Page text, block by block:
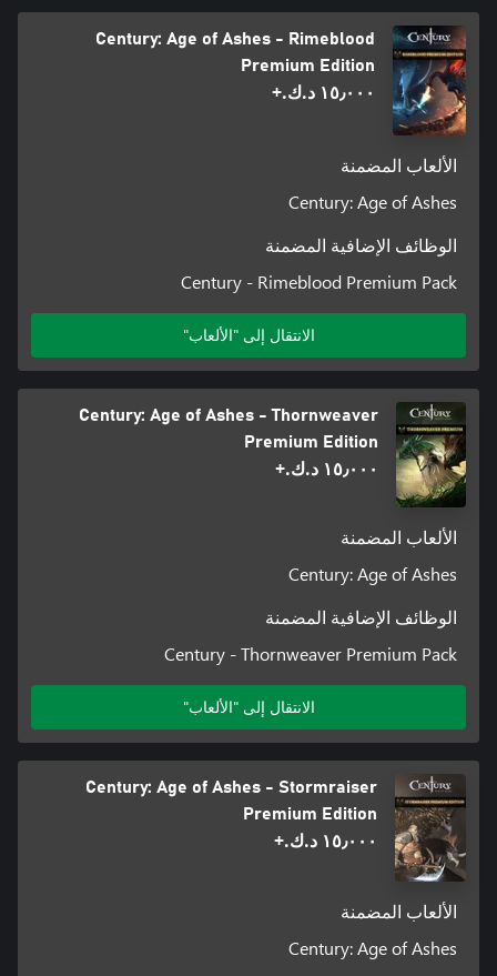
Century: Age of Ashes - Rimeblood
Premium Edition
١٥٫٠٠٠ د.ك.‏+
الألعاب المضمنة
Century: Age of Ashes
الوظائف الإضافية المضمنة
Century - Rimeblood Premium Pack
الانتقال إلى "الألعاب"
Century: Age of Ashes - Thornweaver
Premium Edition
١٥٫٠٠٠ د.ك.‏+
الألعاب المضمنة
Century: Age of Ashes
الوظائف الإضافية المضمنة
Century - Thornweaver Premium Pack
الانتقال إلى "الألعاب"
Century: Age of Ashes - Stormraiser
Premium Edition
١٥٫٠٠٠ د.ك.‏+
الألعاب المضمنة
Century: Age of Ashes